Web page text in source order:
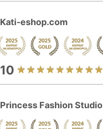
Kati-eshop.com
10
Princess Fashion Studio